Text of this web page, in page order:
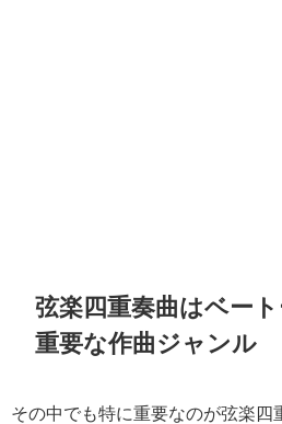
弦楽四重奏曲はベー
重要な作曲ジャンル
その中でも特に重要なのが弦楽四